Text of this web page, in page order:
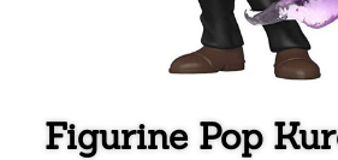
Figurine Pop